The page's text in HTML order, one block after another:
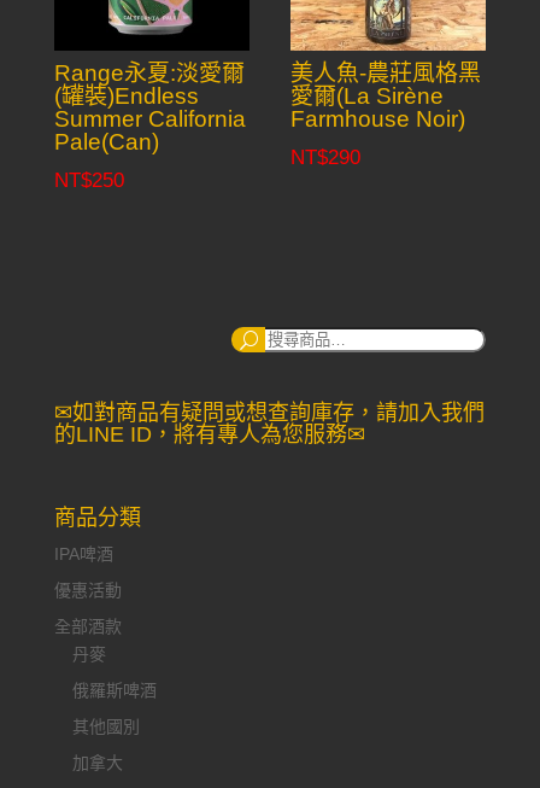
Range永夏:淡愛爾
(罐裝)Endless
Summer California
Pale(Can)
NT$250
美人魚-農莊風格黑
愛爾(La Sirène
Farmhouse Noir)
NT$290
搜
✉如對商品有疑問或想查詢庫存，請加入我們
的LINE ID，將有專人為您服務✉
商品分類
IPA啤酒
優惠活動
全部酒款
丹麥
俄羅斯啤酒
其他國別
加拿大